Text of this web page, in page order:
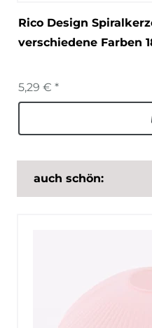
Rico Design
verschiedene Farben
5,29 € *
auch schön: